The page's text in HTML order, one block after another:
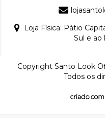
Loja Física: Pátio
Sul e ao
Copyright Santo Look
Todos os